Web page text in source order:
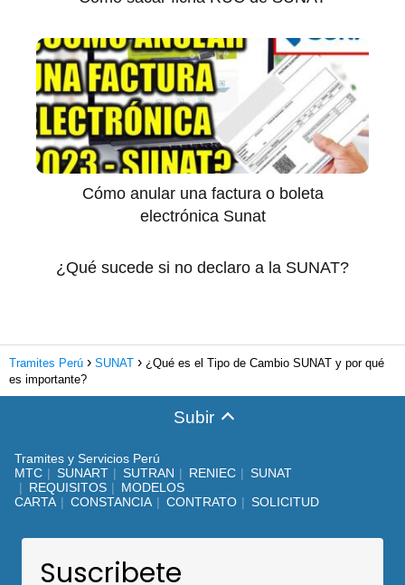
Cómo anular una factura o boleta
electrónica Sunat
¿Qué sucede si no declaro a la SUNAT?
Tramites Perú SUNAT
¿Qué es el Tipo de Cambio SUNAT y por qué
es importante?
Subir
Tramites y Servicios Perú
MTC
SUNART SUTRAN RENIEC
SUNAT
REQUISITOS
MODELOS
CARTA
CONSTANCIA CONTRATO SOLICITUD
Suscribete